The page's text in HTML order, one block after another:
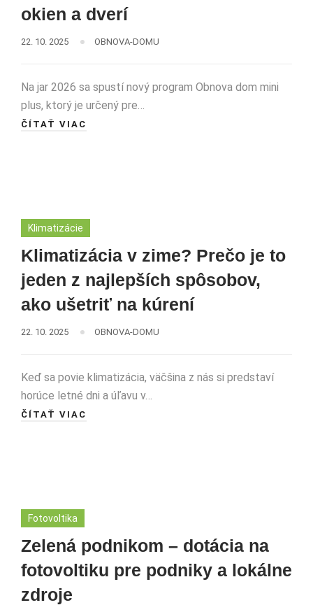
okien a dverí
22. 10. 2025 OBNOVA-DOMU
Na jar 2026 sa spustí nový program Obnova dom mini
plus, ktorý je určený pre…
ČÍTAŤ VIAC
Klimatizácie
Klimatizácia v zime? Prečo je to
jeden z najlepších spôsobov,
ako ušetriť na kúrení
22. 10. 2025 OBNOVA-DOMU
Keď sa povie klimatizácia, väčšina z nás si predstaví
horúce letné dni a úľavu v…
ČÍTAŤ VIAC
Fotovoltika
Zelená podnikom – dotácia na
fotovoltiku pre podniky a lokálne
zdroje